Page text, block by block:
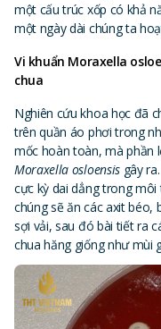
một cấu trúc xốp có khả
một ngày dài chúng ta
Vi khuẩn Moraxella
chua
Nghiên cứu khoa học đã
trên quần áo phơi trong
mốc hoàn toàn, mà phần
Moraxella osloensisgây
cực kỳ dai dẳng trong
chúng sẽ ăn các axit béo,
sợi vải, sau đó bài tiết ra
chua hăng giống như mùi